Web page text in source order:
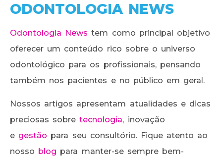
ODONTOLOGIA NEWS
Odontologia News tem como principal objetivo
oferecer um conteúdo rico sobre o universo
odontológico para os profissionais, pensando
também nos pacientes e no público em geral.
Nossos artigos apresentam atualidades e dicas
preciosas sobretecnologia, inovação
e gestão para seu consultório. Fique atento ao
nosso blog para manter-se sempre bem-